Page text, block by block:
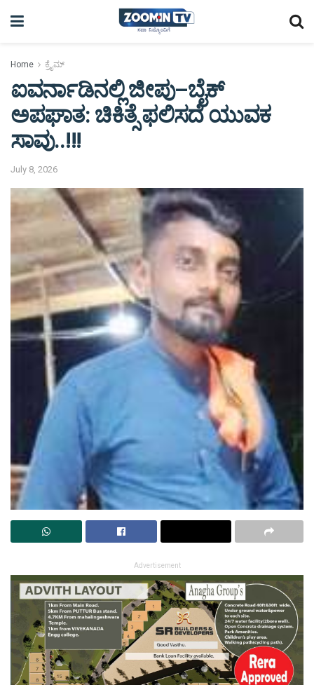
Home ಕ್ರೈಮ್
ಐವರ್ನಾಡಿನಲ್ಲಿ ಜೀಪು–ಬೈಕ್
ಅಪಘಾತ: ಚಿಕಿತ್ಸೆ ಫಲಿಸದೆ ಯುವಕ
ಸಾವು..!!!
July 8, 2026
Advertisement